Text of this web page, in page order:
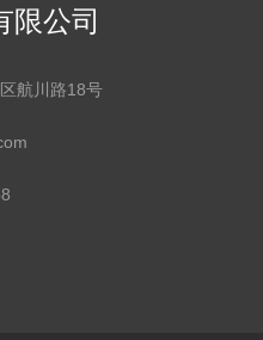
限公司
航川路18号